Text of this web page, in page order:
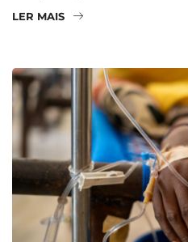
LER MAIS